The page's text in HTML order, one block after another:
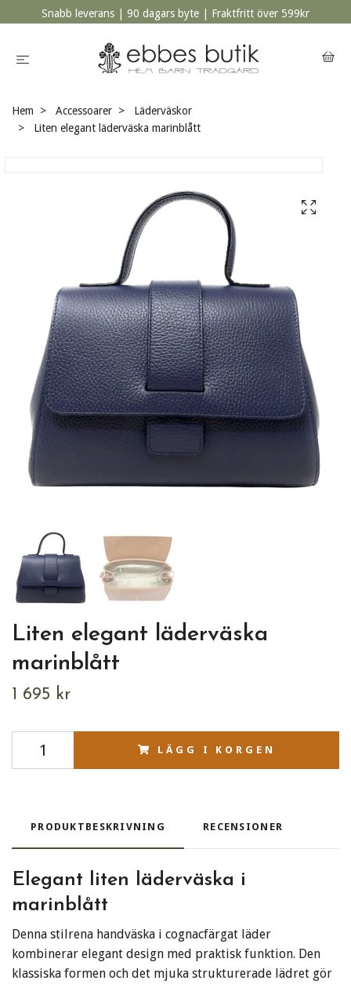
Snabb leverans | 90 dagars byte | Fraktfritt över 599kr
Hem Accessoarer
Läderväskor
Liten elegant läderväska marinblått
Liten elegant läderväska
marinblått
1 695 kr
LÄGG I KORGEN
PRODUKTBESKRIVNING RECENSIONER
Elegant liten läderväska i
marinblått
Denna stilrena handväska i cognacfärgat läder
kombinerar elegant design med praktisk funktion. Den
klassiska formen och det mjuka strukturerade lädret gör